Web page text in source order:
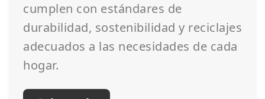
cumplen con estándares de
durabilidad, sostenibilidad y reciclajes
adecuados a las necesidades de cada
hogar.